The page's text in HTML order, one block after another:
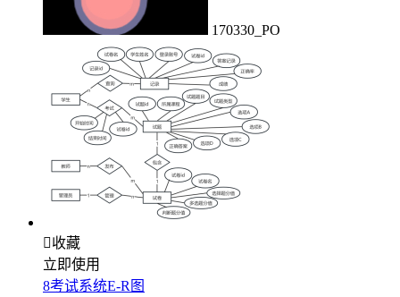
170330_PO
收藏
立即使用
8考试系统E-R图